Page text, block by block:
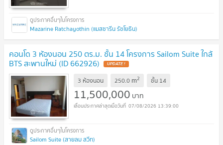
Mazarine Ratchayothin (แมสซารีน รัชโยธิน)
คอนโด 3 ห้องนอน 250 ตร.ม. ชั้น 14 โครงการ Sailom Suite ใกล้
BTS สะพานใหม่ (ID 662926) UPDATE !
3 ห้องนอน 250.0 m2 ชั้น 14
11,500,000 บาท
07/08/2026 13:39:00
Sailom Suite (สายลม สวีท)